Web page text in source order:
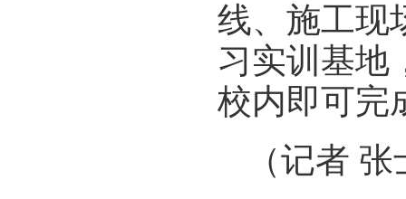
线、施工现
习实训基地
校内即可完
（记者